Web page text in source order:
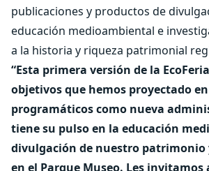
publicaciones y productos de
educación medioambiental e
a la historia y riqueza patrimonial
“Esta primera versión de la
objetivos que hemos proyectado
programáticos como nueva
tiene su pulso en la educación
divulgación de nuestro patrimonio
en el Parque Museo. Les invitamos